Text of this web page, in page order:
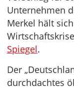
Unternehmen
Merkel hält
Spiegel.
Der
durchdachtes